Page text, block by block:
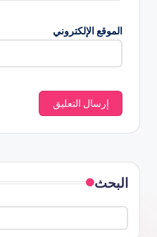
الموقع الإلكتروني
البحث